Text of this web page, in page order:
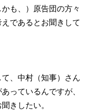
も、）原告団の方々
であるとお聞きして
、中村（知事）さん
っているんですが、
きしたい。